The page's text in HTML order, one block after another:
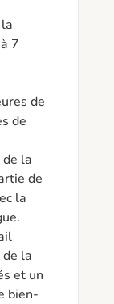
7
de
de
la
de
la
la
et un
bien-